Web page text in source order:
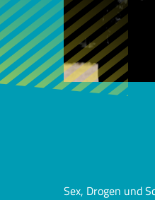
Sex, Drogen und